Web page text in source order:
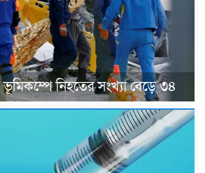
ভূমিকম্পে নিহতের সংখ্যা বেড়ে ৩৪